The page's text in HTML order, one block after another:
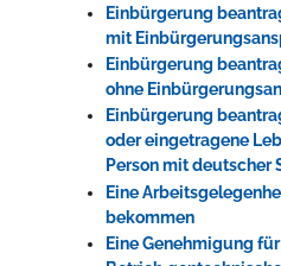
Einbürgerung
mit
Einbürgerung
ohne
Einbürgerung
oder eingetragene
Person mit
Eine
bekommen
Eine Genehmigung